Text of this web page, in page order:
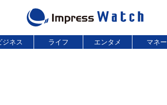
ジネス ライフ エンタメ マネー